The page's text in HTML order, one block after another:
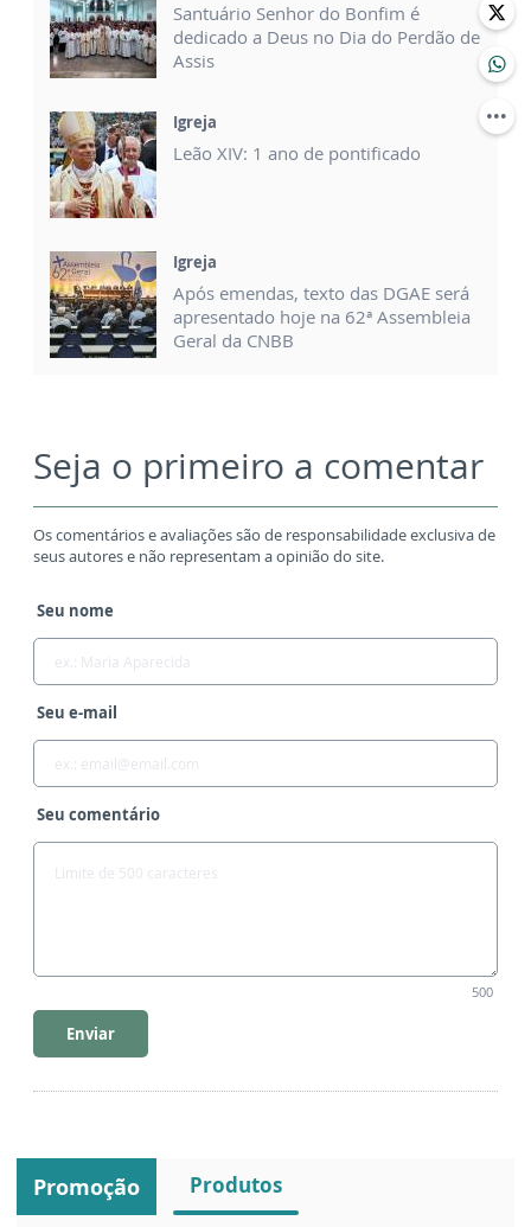
Santuário Senhor do Bonfim é
dedicado a Deus no Dia do Perdão de
Assis
Igreja
Leão XIV: 1 ano de pontificado
Igreja
Após emendas, texto das DGAE será
apresentado hoje na 62ª Assembleia
Geral da CNBB
Seja o primeiro a comentar
Os comentários e avaliações são de responsabilidade exclusiva de
seus autores e não representam a opinião do site.
Seu nome
Seu e-mail
Seu comentário
500
Enviar
Promoção Produtos